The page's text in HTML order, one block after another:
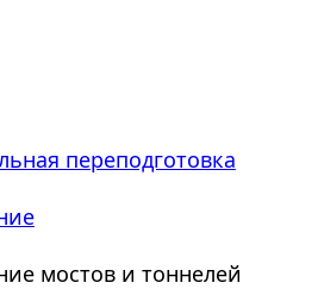
переподготовка
мостов и тоннелей